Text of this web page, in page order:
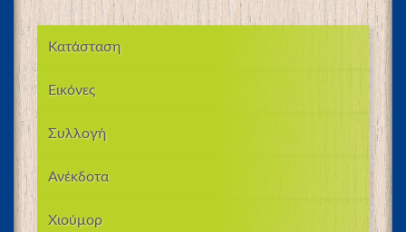
Κατάσταση
Εικόνες
Συλλογή
Ανέκδοτα
Χιούμορ